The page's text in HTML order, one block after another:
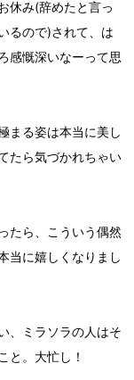
休み(辞めたと言っ
るので)されて、は
感慨深いなーって思
まる姿は本当に美し
たら気づかれちゃい
たら、こういう偶然
当に嬉しくなりまし
、ミラソラの人はそ
と。大忙し！